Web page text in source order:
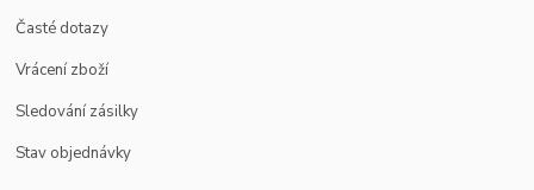
Časté dotazy
Vrácení zboží
Sledování zásilky
Stav objednávky